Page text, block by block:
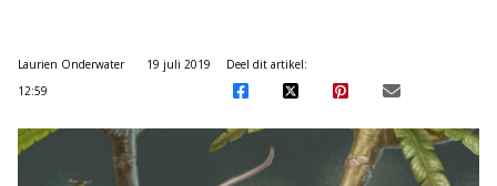
Laurien Onderwater
19 juli 2019
12:59
Deel dit artikel: